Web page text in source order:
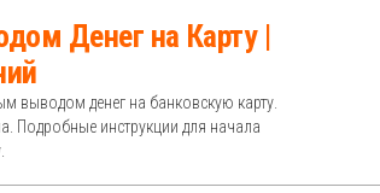
Денег на Карту |
выводом денег на банковскую карту.
Подробные инструкции для начала